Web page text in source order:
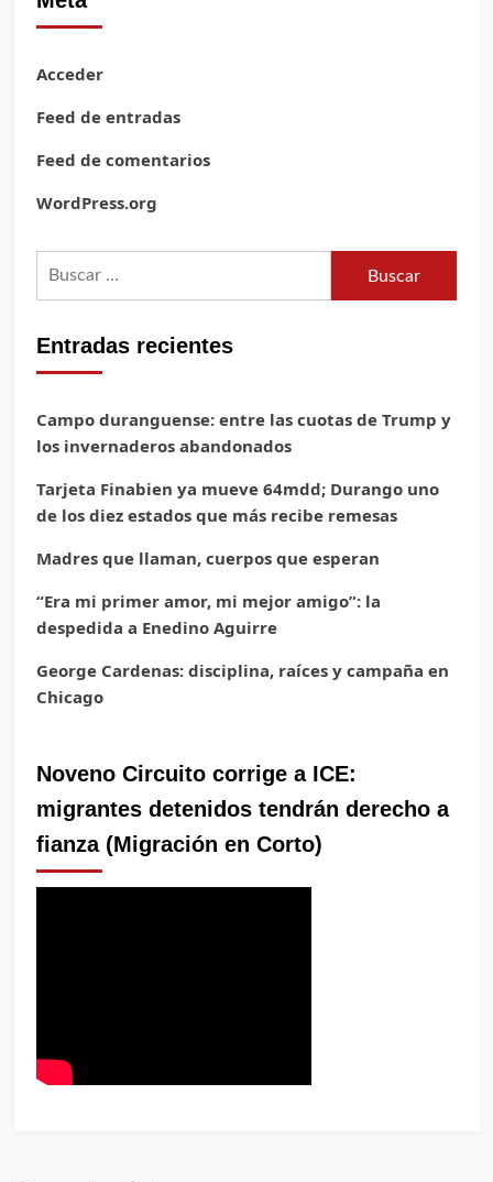
Acceder
Feed de entradas
Feed de comentarios
WordPress.org
Buscar:
Entradas recientes
Campo duranguense: entre las cuotas de Trump y
los invernaderos abandonados
Tarjeta Finabien ya mueve 64mdd; Durango uno
de los diez estados que más recibe remesas
Madres que llaman, cuerpos que esperan
“Era mi primer amor, mi mejor amigo”: la
despedida a Enedino Aguirre
George Cardenas: disciplina, raíces y campaña en
Chicago
Noveno Circuito corrige a ICE:
migrantes detenidos tendrán derecho a
fianza (Migración en Corto)